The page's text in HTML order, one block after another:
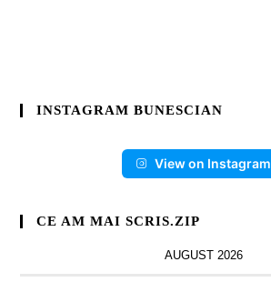
INSTAGRAM BUNESCIAN
View on Instagram
CE AM MAI SCRIS.ZIP
AUGUST 2026